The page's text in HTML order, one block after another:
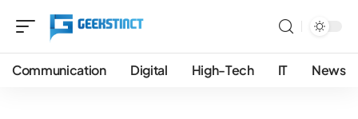
Communication Digital High-Tech IT News